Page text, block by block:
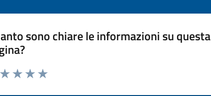
sono chiare le informazioni su questa
da 1 a 5 stelle la pagina